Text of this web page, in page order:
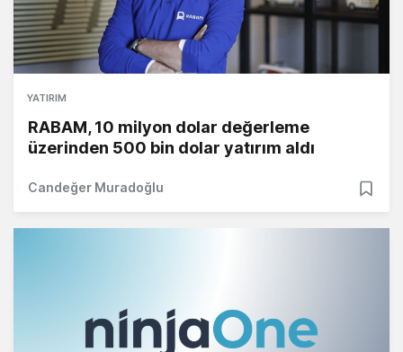
YATIRIM
RABAM, 10 milyon dolar değerleme
üzerinden 500 bin dolar yatırım aldı
Candeğer Muradoğlu